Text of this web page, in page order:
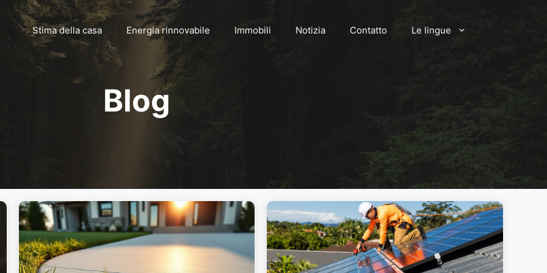
Stima della casa Energia rinnovabile Immobili Notizia Contatto Le lingue
Blog